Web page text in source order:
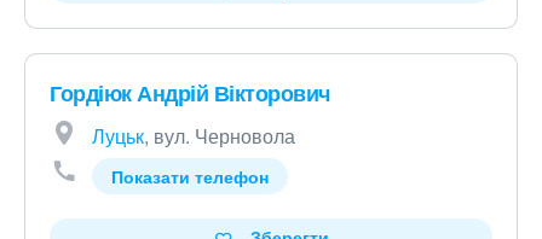
Гордіюк Андрій Вікторович
Луцьк, вул. Черновола
Показати телефон